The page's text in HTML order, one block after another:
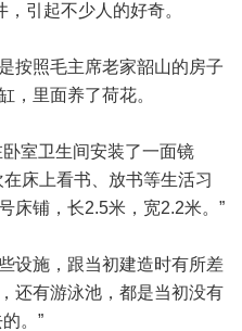
，引起不少人的好奇。
照毛主席老家韶山的房子
，里面养了荷花。
室卫生间安装了一面镜
床上看书、放书等生活习
床铺，长2.5米，宽2.2米。”
施，跟当初建造时有所差
还有游泳池，都是当初没有
。”